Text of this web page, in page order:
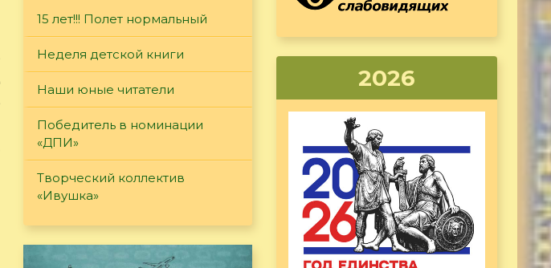
15 лет!!! Полет нормальный
Неделя детской книги
Наши юные читатели
Победитель в номинации
«ДПИ»
Творческий коллектив
«Ивушка»
2026